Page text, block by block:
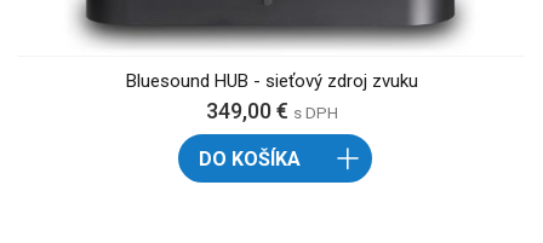
Bluesound HUB - sieťový zdroj zvuku
349,00 € s DPH
DO KOŠÍKA